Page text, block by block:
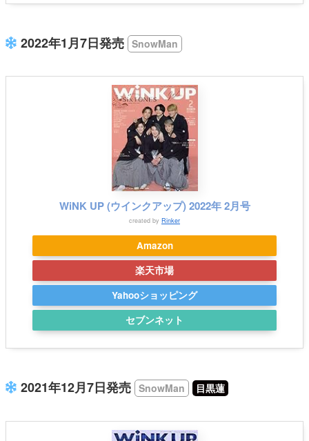
2022年1月7日発売 SnowMan
WiNK UP (ウインクアップ) 2022年 2月号
created by Rinker
Amazon
楽天市場
Yahooショッピング
セブンネット
2021年12月7日発売 SnowMan 目黒蓮